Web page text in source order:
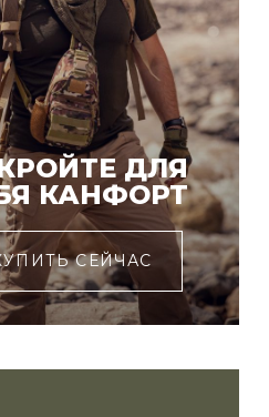
ДЛЯ
КАНФОРТ
СЕЙЧАС